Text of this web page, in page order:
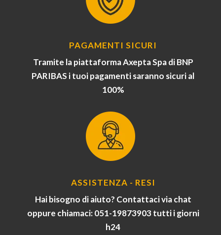
PAGAMENTI SICURI
Tramite la piattaforma Axepta Spa di BNP
PARIBAS i tuoi pagamenti saranno sicuri al
100%
ASSISTENZA - RESI
Hai bisogno di aiuto? Contattaci via chat
oppure chiamaci: 051-19873903 tutti i giorni
h24